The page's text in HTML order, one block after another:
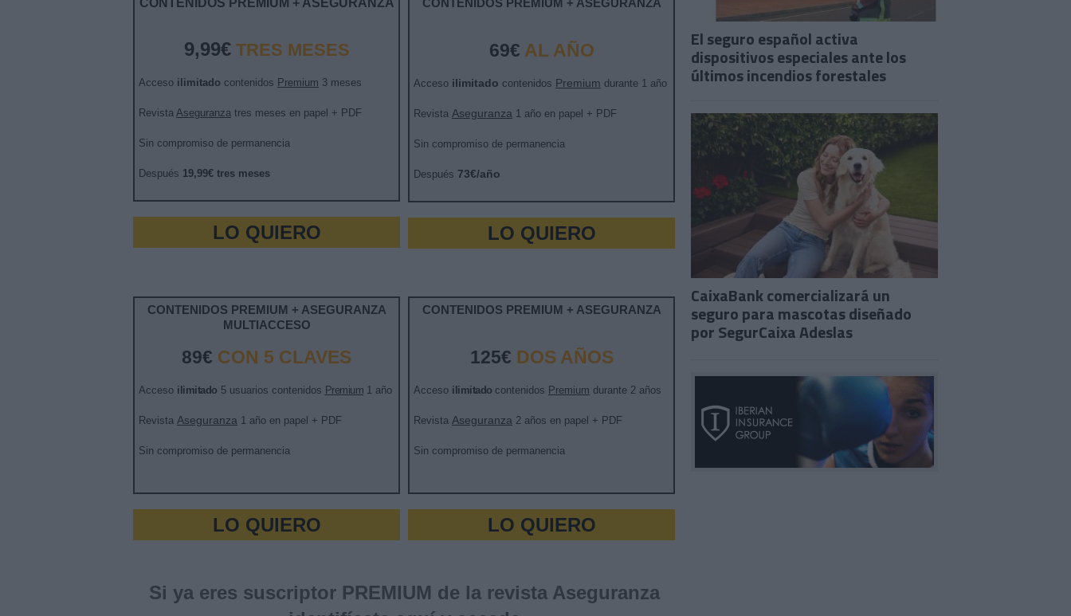
CONTENIDOS PREMIUM + ASEGURANZA
9,99€ TRES MESES
Acceso ilimitado contenidos Premium 3 meses
Revista Aseguranza tres meses en papel + PDF
Sin compromiso de permanencia
Después 19,99€ tres meses
LO QUIERO
CONTENIDOS PREMIUM + ASEGURANZA
69€ AL AÑO
Acceso ilimitado contenidos Premium durante 1 año
Revista Aseguranza 1 año en papel + PDF
Sin compromiso de permanencia
Después 73€/año
LO QUIERO
CONTENIDOS PREMIUM + ASEGURANZA
MULTIACCESO
89€ CON 5 CLAVES
Acceso ilimitado 5 usuarios contenidos Premium 1 año
Revista Aseguranza 1 año en papel + PDF
Sin compromiso de permanencia
LO QUIERO
CONTENIDOS PREMIUM + ASEGURANZA
125€ DOS AÑOS
Acceso ilimitado contenidos Premium durante 2 años
Revista Aseguranza 2 años en papel + PDF
Sin compromiso de permanencia
LO QUIERO
Si ya eres suscriptor PREMIUM de la revista Aseguranza
El seguro español activa
dispositivos especiales ante los
últimos incendios forestales
CaixaBank comercializará un
seguro para mascotas diseñado
por SegurCaixa Adeslas